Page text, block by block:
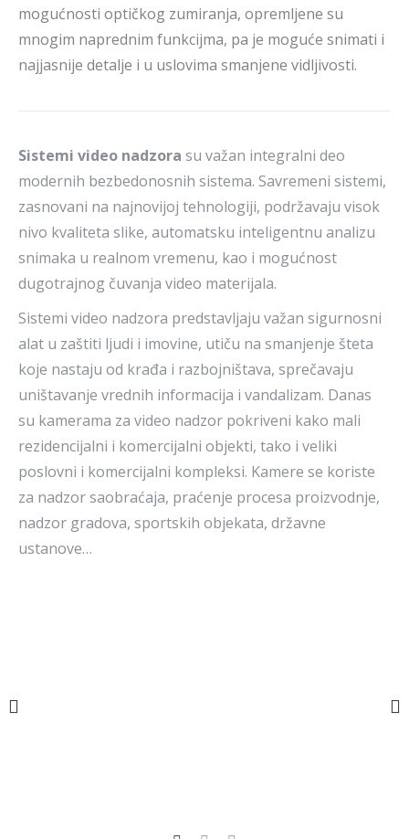
mogućnosti optičkog zumiranja, opremljene su
mnogim naprednim funkcijma, pa je moguće snimati i
najjasnije detalje i u uslovima smanjene vidljivosti.
Sistemi video nadzora su važan integralni deo
modernih bezbedonosnih sistema. Savremeni sistemi,
zasnovani na najnovijoj tehnologiji, podržavaju visok
nivo kvaliteta slike, automatsku inteligentnu analizu
snimaka u realnom vremenu, kao i mogućnost
dugotrajnog čuvanja video materijala.
Sistemi video nadzora predstavljaju važan sigurnosni
alat u zaštiti ljudi i imovine, utiču na smanjenje šteta
koje nastaju od krađa i razbojništava, sprečavaju
uništavanje vrednih informacija i vandalizam. Danas
su kamerama za video nadzor pokriveni kako mali
rezidencijalni i komercijalni objekti, tako i veliki
poslovni i komercijalni kompleksi. Kamere se koriste
za nadzor saobraćaja, praćenje procesa proizvodnje,
nadzor gradova, sportskih objekata, državne
ustanove…